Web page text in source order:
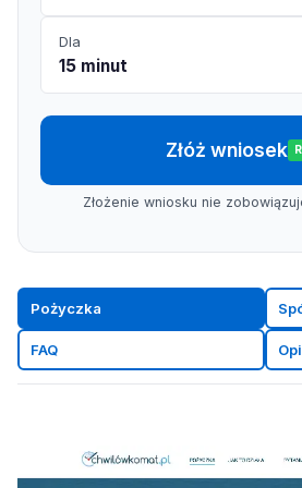
Dla
15 minut
Złóż wniosek
Złożenie wniosku nie
Pożyczka
FAQ